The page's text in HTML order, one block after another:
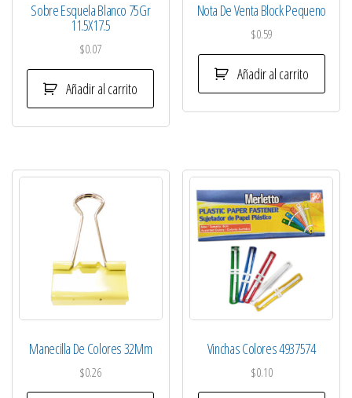
Sobre Esquela Blanco 75Gr
11.5X17.5
$0.07
Añadir al carrito
Nota De Venta Block Pequeno
$0.59
Añadir al carrito
Manecilla De Colores 32Mm
$0.26
Vinchas Colores 4937574
$0.10